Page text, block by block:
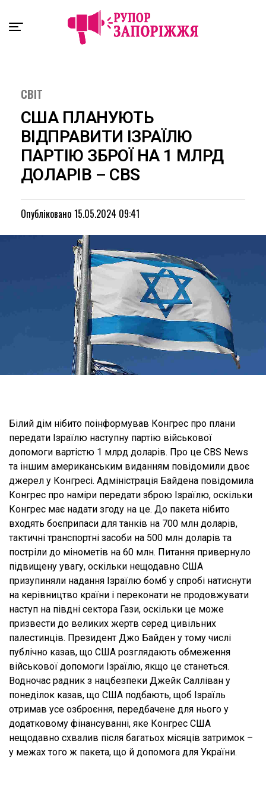
СВІТ
США ПЛАНУЮТЬ
ВІДПРАВИТИ ІЗРАЇЛЮ
ПАРТІЮ ЗБРОЇ НА 1 МЛРД
ДОЛАРІВ – CBS
Опубліковано 15.05.2024 09:41
Білий дім нібито поінформував Конгрес про плани
передати Ізраїлю наступну партію військової
допомоги вартістю 1 млрд доларів. Про це CBS News
та іншим американським виданням повідомили двоє
джерел у Конгресі. Адміністрація Байдена повідомила
Конгрес про наміри передати зброю Ізраїлю, оскільки
Конгрес має надати згоду на це. До пакета нібито
входять боєприпаси для танків на 700 млн доларів,
тактичні транспортні засоби на 500 млн доларів та
постріли до мінометів на 60 млн. Питання привернуло
підвищену увагу, оскільки нещодавно США
призупиняли надання Ізраїлю бомб у спробі натиснути
на керівництво країни і переконати не продовжувати
наступ на півдні сектора Гази, оскільки це може
призвести до великих жертв серед цивільних
палестинців. Президент Джо Байден у тому числі
публічно казав, що США розглядають обмеження
військової допомоги Ізраїлю, якщо це станеться.
Водночас радник з нацбезпеки Джейк Салліван у
понеділок казав, що США подбають, щоб Ізраїль
отримав усе озброєння, передбачене для нього у
додатковому фінансуванні, яке Конгрес США
нещодавно схвалив після багатьох місяців затримок –
у межах того ж пакета, що й допомога для України.
Exit mobile version